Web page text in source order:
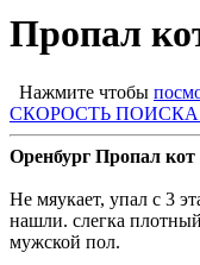
Пропал
Нажмите чтобы
СКОРОСТЬ ПОИСКА
Оренбург Пропал кот
Не мяукает, упал с 3
нашли. слегка
мужской пол.